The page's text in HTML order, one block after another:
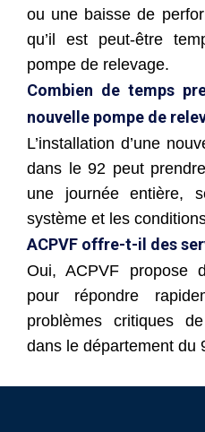
ou une baisse de
qu’il est peut-être
pompe de relevage.
Combien de temps
nouvelle pompe de
L’installation d’une
dans le 92 peut
une journée entière,
système et les
ACPVF offre-t-il des
Oui, ACPVF propose
pour répondre
problèmes critiques
dans le département du